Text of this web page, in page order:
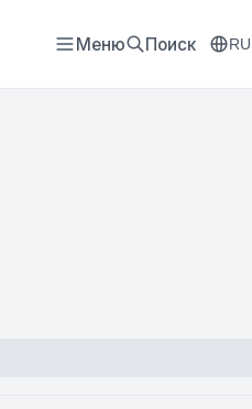
Меню Поиск RU